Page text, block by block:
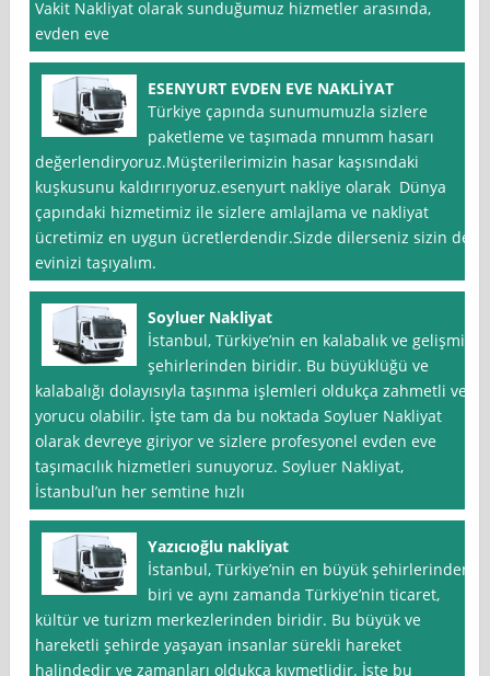
Vakit Nakliyat olarak sunduğumuz hizmetler arasında,
evden eve
ESENYURT EVDEN EVE NAKLİYAT
Türkiye çapında sunumumuzla sizlere
paketleme ve taşımada mnumm hasarı
değerlendiryoruz.Müşterilerimizin hasar kaşısındaki
kuşkusunu kaldırırıyoruz.esenyurt nakliye olarak Dünya
çapındaki hizmetimiz ile sizlere amlajlama ve nakliyat
ücretimiz en uygun ücretlerdendir.Sizde dilerseniz sizin de
evinizi taşıyalım.
Soyluer Nakliyat
İstanbul, Türkiye’nin en kalabalık ve gelişmiş
şehirlerinden biridir. Bu büyüklüğü ve
kalabalığı dolayısıyla taşınma işlemleri oldukça zahmetli ve
yorucu olabilir. İşte tam da bu noktada Soyluer Nakliyat
olarak devreye giriyor ve sizlere profesyonel evden eve
taşımacılık hizmetleri sunuyoruz. Soyluer Nakliyat,
İstanbul’un her semtine hızlı
Yazıcıoğlu nakliyat
İstanbul, Türkiye’nin en büyük şehirlerinden
biri ve aynı zamanda Türkiye’nin ticaret,
kültür ve turizm merkezlerinden biridir. Bu büyük ve
hareketli şehirde yaşayan insanlar sürekli hareket
halindedir ve zamanları oldukça kıymetlidir. İşte bu